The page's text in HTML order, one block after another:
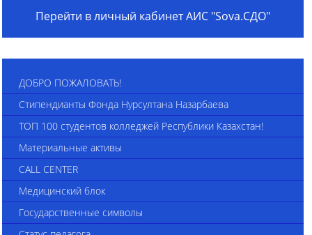
Перейти в личный кабинет АИС "Sova.СДО"
ДОБРО ПОЖАЛОВАТЬ!
Стипендианты Фонда Нурсултана Назарбаева
ТОП 100 студентов колледжей Республики Казахстан!
Материальные активы
CALL CENTER
Медицинский блок
Государственные символы